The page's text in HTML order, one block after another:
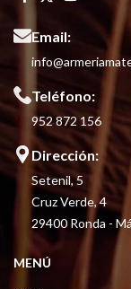
Email:
Teléfono:
952 872 156
Dirección:
Setenil, 5
Cruz Verde, 4
29400 Ronda -
MENÚ